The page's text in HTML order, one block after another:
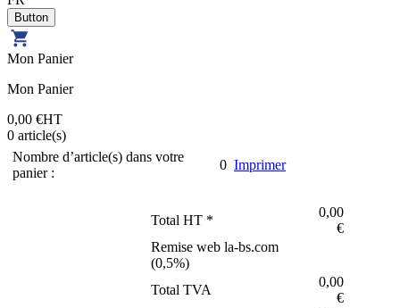
Mon Panier
Mon Panier
0,00 €HT
0 article(s)
Nombre d’article(s) dans votre
panier :
0 Imprimer
Total HT *
0,00
€
Remise web la-bs.com
(0,5%)
Total TVA
0,00
€